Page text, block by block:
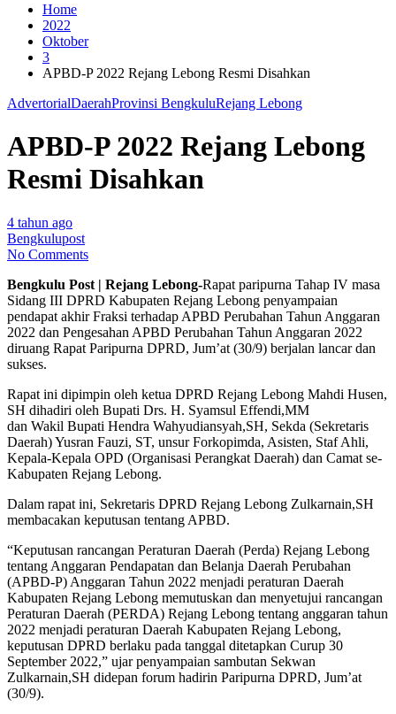
Home
2022
Oktober
3
APBD-P 2022 Rejang Lebong Resmi Disahkan
AdvertorialDaerahProvinsi BengkuluRejang Lebong
APBD-P 2022 Rejang Lebong
Resmi Disahkan
4 tahun ago
Bengkulupost
No Comments
Bengkulu Post | Rejang Lebong-Rapat paripurna Tahap IV masa
Sidang III DPRD Kabupaten Rejang Lebong penyampaian
pendapat akhir Fraksi terhadap APBD Perubahan Tahun Anggaran
2022 dan Pengesahan APBD Perubahan Tahun Anggaran 2022
diruang Rapat Paripurna DPRD, Jum’at (30/9) berjalan lancar dan
sukses.
Rapat ini dipimpin oleh ketua DPRD Rejang Lebong Mahdi Husen,
SH dihadiri oleh Bupati Drs. H. Syamsul Effendi,MM
dan Wakil Bupati Hendra Wahyudiansyah,SH, Sekda (Sekretaris
Daerah) Yusran Fauzi, ST, unsur Forkopimda, Asisten, Staf Ahli,
Kepala-Kepala OPD (Organisasi Perangkat Daerah) dan Camat se-
Kabupaten Rejang Lebong.
Dalam rapat ini, Sekretaris DPRD Rejang Lebong Zulkarnain,SH
membacakan keputusan tentang APBD.
“Keputusan rancangan Peraturan Daerah (Perda) Rejang Lebong
tentang Anggaran Pendapatan dan Belanja Daerah Perubahan
(APBD-P) Anggaran Tahun 2022 menjadi peraturan Daerah
Kabupaten Rejang Lebong memutuskan dan menyetujui rancangan
Peraturan Daerah (PERDA) Rejang Lebong tentang anggaran tahun
2022 menjadi peraturan Daerah Kabupaten Rejang Lebong,
keputusan DPRD berlaku pada tanggal ditetapkan Curup 30
September 2022,” ujar penyampaian sambutan Sekwan
Zulkarnain,SH didepan forum hadirin Paripurna DPRD, Jum’at
(30/9).